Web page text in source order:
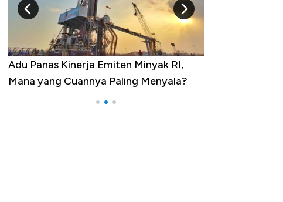
Adu Panas Kinerja Emiten Minyak RI,
Mana yang Cuannya Paling Menyala?